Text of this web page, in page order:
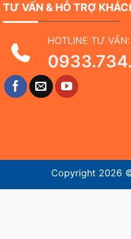
TƯ VẤN & HỖ TRỢ
HOTLINE TƯ VẤN:
Copyright 2026